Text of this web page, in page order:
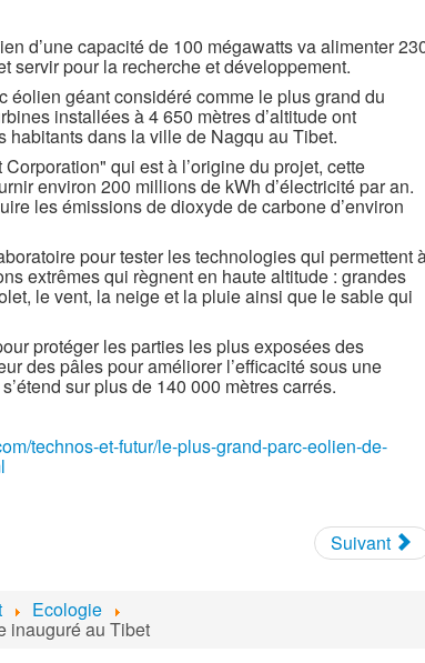
d’une capacité de 100 mégawatts va alimenter
servir pour la recherche et développement.
éolien géant considéré comme le plus grand du
installées à 4 650 mètres d’altitude ont
habitants dans la ville de Nagqu au Tibet.
qui est à l’origine du projet, cette
environ 200 millions de kWh d’électricité par an.
les émissions de dioxyde de carbone d’environ
pour tester les technologies qui permettent
extrêmes qui règnent en haute altitude : grandes
le vent, la neige et la pluie ainsi que le sable qui
protéger les parties les plus exposées des
des pâles pour améliorer l’efficacité sous une
sur plus de 140 000 mètres carrés.
technos-et-futur/le-plus-grand-parc-eolien-de-
Suivant
Ecologie
inauguré au Tibet